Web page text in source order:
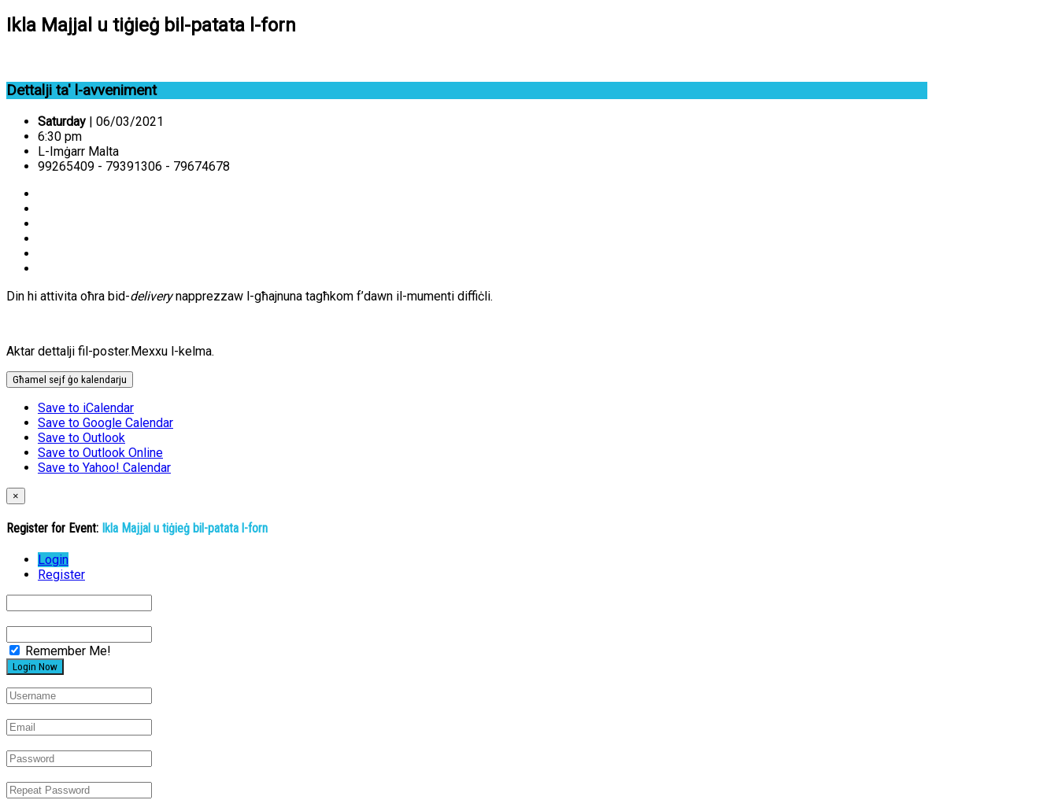
Ikla Majjal u tiġieġ bil-patata l-forn
Dettalji ta' l-avveniment
Saturday | 06/03/2021
6:30 pm
L-Imġarr Malta
99265409 - 79391306 - 79674678
Din hi attivita oħra bid-deliverynapprezzaw l-għajnuna tagħkom f’dawn il-mumenti diffiċli.
Aktar dettalji fil-poster.Mexxu l-kelma.
Għamel sejf ġo kalendarju
Save to iCalendar
Save to Google Calendar
Save to Outlook
Save to Outlook Online
Save to Yahoo! Calendar
×
Register for Event: Ikla Majjal u tiġieġ bil-patata l-forn
Login
Register
Remember Me!